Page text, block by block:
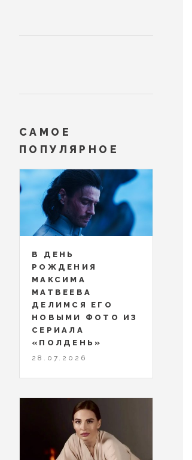
САМОЕ
ПОПУЛЯРНОЕ
В ДЕНЬ
РОЖДЕНИЯ
МАКСИМА
МАТВЕЕВА
ДЕЛИМСЯ ЕГО
НОВЫМИ ФОТО ИЗ
СЕРИАЛА
«ПОЛДЕНЬ»
28.07.2026